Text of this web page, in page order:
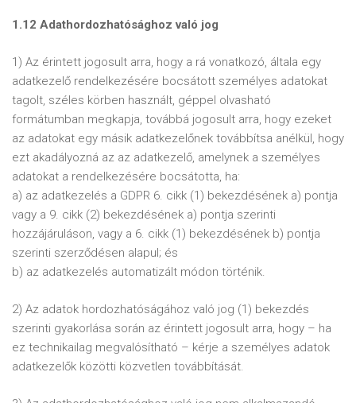
1.12 Adathordozhatósághoz való jog
1) Az érintett jogosult arra, hogy a rá vonatkozó, általa egy
adatkezelő rendelkezésére bocsátott személyes adatokat
tagolt, széles körben használt, géppel olvasható
formátumban megkapja, továbbá jogosult arra, hogy ezeket
az adatokat egy másik adatkezelőnek továbbítsa anélkül, hogy
ezt akadályozná az az adatkezelő, amelynek a személyes
adatokat a rendelkezésére bocsátotta, ha:
a) az adatkezelés a GDPR 6. cikk (1) bekezdésének a) pontja
vagy a 9. cikk (2) bekezdésének a) pontja szerinti
hozzájáruláson, vagy a 6. cikk (1) bekezdésének b) pontja
szerinti szerződésen alapul; és
b) az adatkezelés automatizált módon történik.
2) Az adatok hordozhatóságához való jog (1) bekezdés
szerinti gyakorlása során az érintett jogosult arra, hogy – ha
ez technikailag megvalósítható – kérje a személyes adatok
adatkezelők közötti közvetlen továbbítását.